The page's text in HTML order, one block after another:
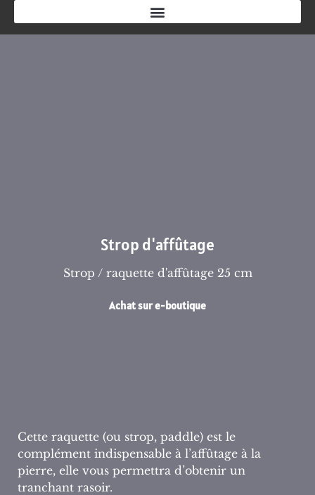
Strop d'affûtage
Strop / raquette d'affûtage 25 cm
Achat sur e-boutique
Cette raquette (ou strop, paddle) est le
complément indispensable à l’affûtage à la
pierre, elle vous permettra d’obtenir un
tranchant rasoir.